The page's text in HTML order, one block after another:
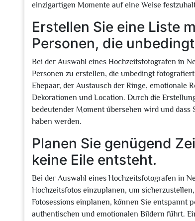
einzigartigen Momente auf eine Weise
Erstellen Sie eine Liste
Personen, die
Bei der Auswahl eines Hochzeitsfotografen in
Personen zu erstellen, die unbedingt
Ehepaar, der Austausch der Ringe, emotionale
Dekorationen und Location. Durch die
bedeutender Moment übersehen wird und
haben werden.
Planen Sie genügend
keine Eile entsteht.
Bei der Auswahl eines Hochzeitsfotografen in
Hochzeitsfotos einzuplanen, um
Fotosessions einplanen, können Sie entspannt
authentischen und emotionalen Bildern führt.